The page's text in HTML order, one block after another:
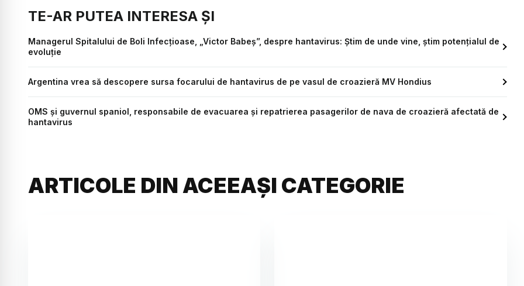
TE-AR PUTEA INTERESA ȘI
Managerul Spitalului de Boli Infecțioase, „Victor Babeș”, despre hantavirus: Știm de unde vine, știm potențialul de
evoluție
Argentina vrea să descopere sursa focarului de hantavirus de pe vasul de croazieră MV Hondius
OMS și guvernul spaniol, responsabile de evacuarea și repatrierea pasagerilor de nava de croazieră afectată de
hantavirus
ARTICOLE DIN ACEEAȘI CATEGORIE